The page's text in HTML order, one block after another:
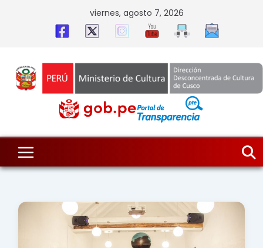
viernes, agosto 7, 2026